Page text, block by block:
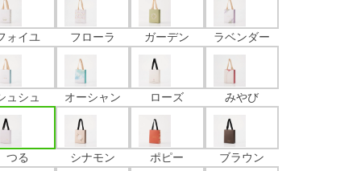
ォイユ フローラ ガーデン ラベンダー
ュシュ オーシャン ローズ みやび
つる シナモン ポピー ブラウン